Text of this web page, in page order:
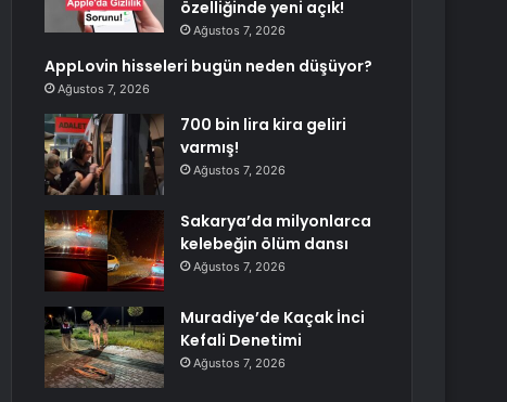
özelliğinde yeni açık!
Ağustos 7, 2026
AppLovin hisseleri bugün neden düşüyor?
Ağustos 7, 2026
700 bin lira kira geliri
varmış!
Ağustos 7, 2026
Sakarya’da milyonlarca
kelebeğin ölüm dansı
Ağustos 7, 2026
Muradiye’de Kaçak İnci
Kefali Denetimi
Ağustos 7, 2026